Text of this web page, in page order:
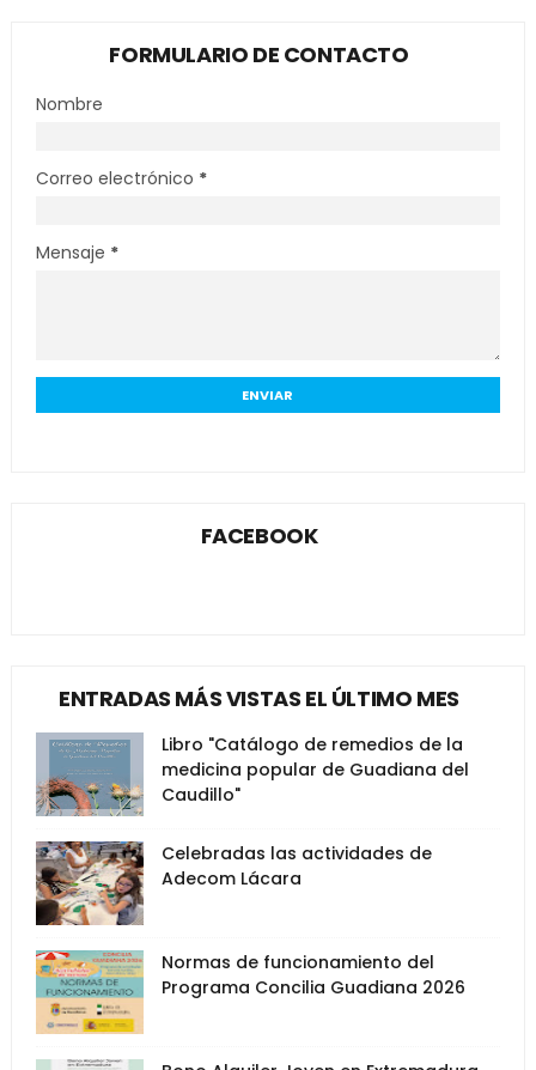
FORMULARIO DE CONTACTO
Nombre
Correo electrónico *
Mensaje *
FACEBOOK
ENTRADAS MÁS VISTAS EL ÚLTIMO MES
Libro "Catálogo de remedios de la
medicina popular de Guadiana del
Caudillo"
Celebradas las actividades de
Adecom Lácara
Normas de funcionamiento del
Programa Concilia Guadiana 2026